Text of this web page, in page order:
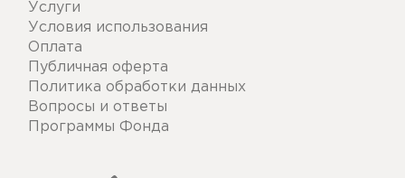
Услуги
Условия использования
Оплата
Публичная оферта
Политика обработки данных
Вопросы и ответы
Программы Фонда